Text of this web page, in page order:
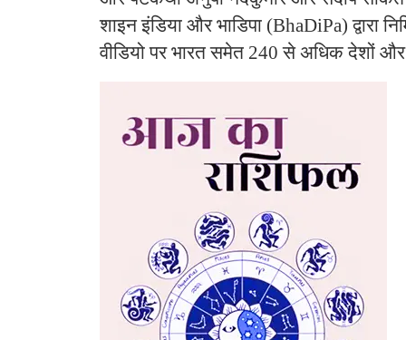
शाइन इंडिया और भाडिपा (BhaDiPa) द्वारा
वीडियो पर भारत समेत 240 से अधिक देशों और